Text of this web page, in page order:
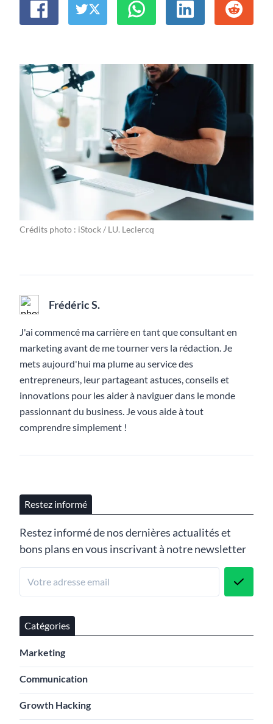
Crédits photo : iStock / LU. Leclercq
Frédéric S.
J'ai commencé ma carrière en tant que consultant en
marketing avant de me tourner vers la rédaction. Je
mets aujourd'hui ma plume au service des
entrepreneurs, leur partageant astuces, conseils et
innovations pour les aider à naviguer dans le monde
passionnant du business. Je vous aide à tout
comprendre simplement !
Restez informé
Restez informé de nos dernières actualités et
bons plans en vous inscrivant à notre newsletter
Catégories
Marketing
Communication
Growth Hacking